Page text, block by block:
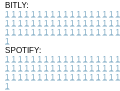
BITLY:
1 1 1 1 1 1 1 1 1 1 1 1 1 1 1 1 1 1
1 1 1 1 1 1 1 1 1 1 1 1 1 1 1 1 1 1
1 1 1 1 1 1 1 1 1 1 1 1 1 1 1 1 1 1
1
SPOTIFY:
1 1 1 1 1 1 1 1 1 1 1 1 1 1 1 1 1 1
1 1 1 1 1 1 1 1 1 1 1 1 1 1 1 1 1 1
1 1 1 1 1 1 1 1 1 1 1 1 1 1 1 1 1 1
1